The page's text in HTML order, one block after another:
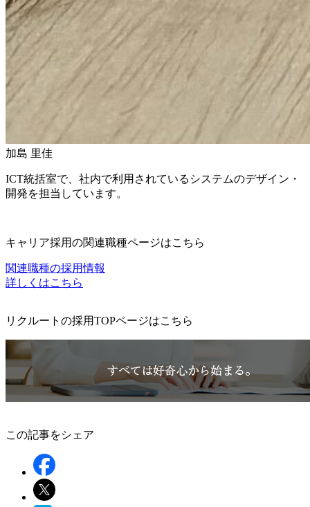
加島 里佳
ICT統括室で、社内で利用されているシステムのデザイン・
開発を担当しています。
キャリア採用の関連職種ページはこちら
関連職種の採用情報
詳しくはこちら
リクルートの採用TOPページはこちら
この記事をシェア